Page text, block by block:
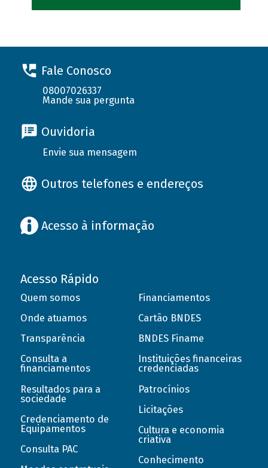
Fale Conosco
08007026337
Mande sua pergunta
Ouvidoria
Envie sua mensagem
Outros telefones e endereços
Acesso à informação
Acesso Rápido
Quem somos
Onde atuamos
Transparência
Consulta a
financiamentos
Resultados para a
sociedade
Credenciamento de
Equipamentos
Consulta PAC
Financiamentos
Cartão BNDES
BNDES Finame
Instituições financeiras
credenciadas
Patrocínios
Licitações
Cultura e economia
criativa
Conhecimento